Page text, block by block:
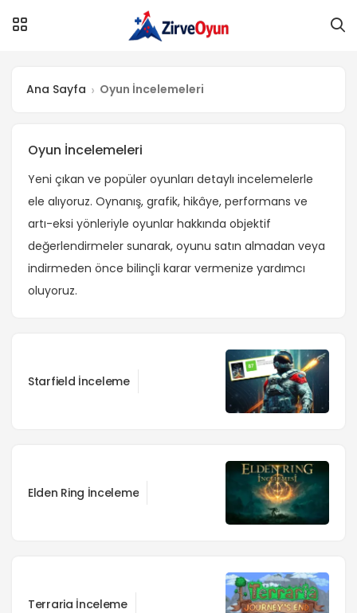
Ana Sayfa Oyun İncelemeleri
Oyun İncelemeleri
Yeni çıkan ve popüler oyunları detaylı incelemelerle
ele alıyoruz. Oynanış, grafik, hikâye, performans ve
artı-eksi yönleriyle oyunlar hakkında objektif
değerlendirmeler sunarak, oyunu satın almadan veya
indirmeden önce bilinçli karar vermenize yardımcı
oluyoruz.
Starfield İnceleme
Elden Ring İnceleme
Terraria İnceleme